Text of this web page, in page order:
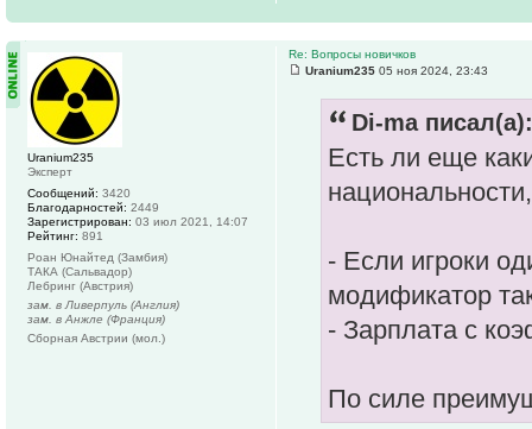
Re: Вопросы новичков
Uranium235 05 ноя 2024, 23:43
Di-ma писал(а):
Есть ли еще
- Если игроки
модификатор
- Зарплата с
По силе
Uranium235
Эксперт
Сообщений: 3420
Благодарностей: 2449
Зарегистрирован: 03 июл 2021, 14:07
Рейтинг: 891
Роан Юнайтед (Замбия)
ТАКА (Сальвадор)
Лебринг (Австрия)
зам. в Ливерпуль (Англия)
зам. в Анжле (Франция)
Сборная Австрии (мол.)